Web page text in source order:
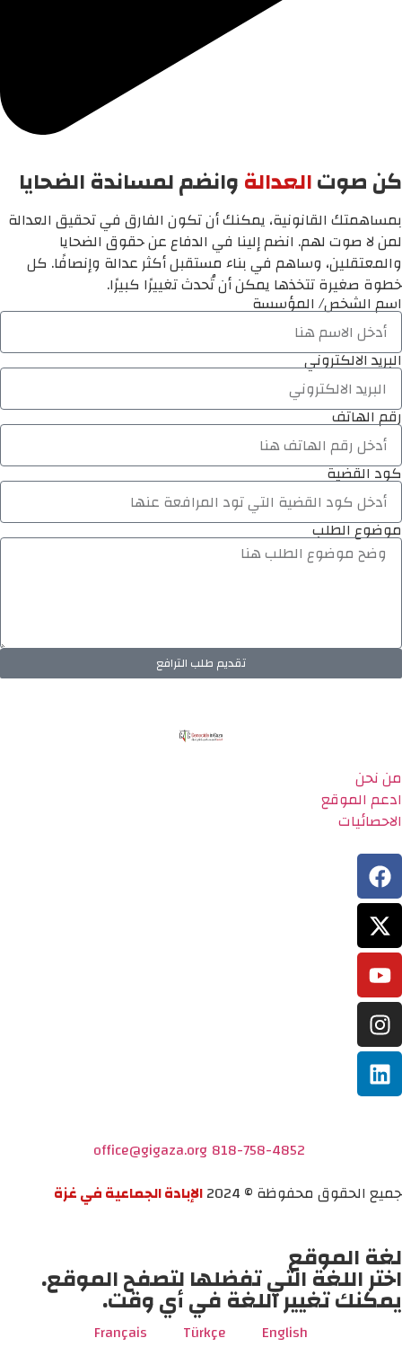
كن صوتالعدالةوانضم لمساندة الضحايا
بمساهمتك القانونية، يمكنك أن تكون الفارق في تحقيق العدالة
لمن لا صوت لهم. انضم إلينا في الدفاع عن حقوق الضحايا
والمعتقلين، وساهم في بناء مستقبل أكثر عدالة وإنصافًا. كل
خطوة صغيرة تتخذها يمكن أن تُحدث تغييرًا كبيرًا.
اسم الشخص/ المؤسسة
البريد الالكتروني
رقم الهاتف
كود القضية
موضوع الطلب
تقديم طلب الترافع
من نحن
ادعم الموقع
الاحصائيات
818-758-4852
office@gigaza.org
جميع الحقوق محفوظة © 2024
الإبادة الجماعية في غزة
لغة الموقع
اختر اللغة التي تفضلها لتصفح الموقع.
يمكنك تغيير اللغة في أي وقت.
English
Türkçe
Français